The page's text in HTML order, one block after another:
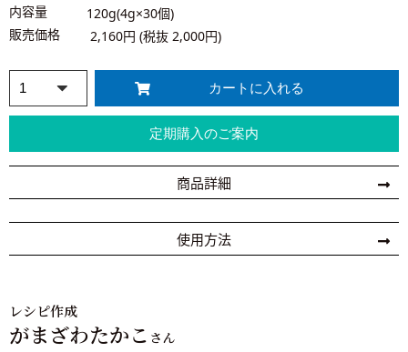
内容量
120g(4g×30個)
販売価格
2,160円 (税抜 2,000円)
商品詳細
使用方法
レシピ作成
がまざわたかこ さん